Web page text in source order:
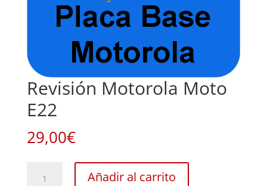
Revisión Motorola Moto
E22
29,00€
Añadir al carrito